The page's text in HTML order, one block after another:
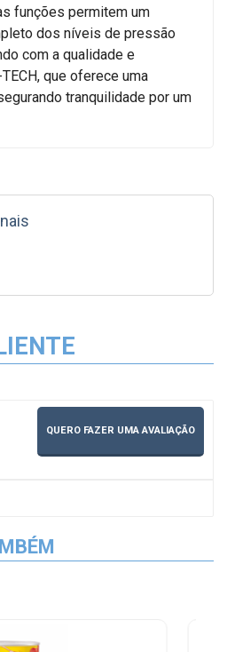
funções permitem um
dos níveis de pressão
com a qualidade e
que oferece uma
tranquilidade por um
QUERO FAZER UMA AVALIAÇÃO